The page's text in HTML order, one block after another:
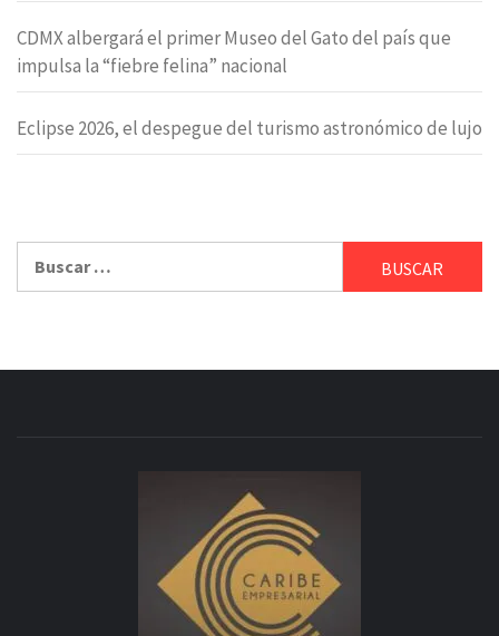
CDMX albergará el primer Museo del Gato del país que
impulsa la “fiebre felina” nacional
Eclipse 2026, el despegue del turismo astronómico de lujo